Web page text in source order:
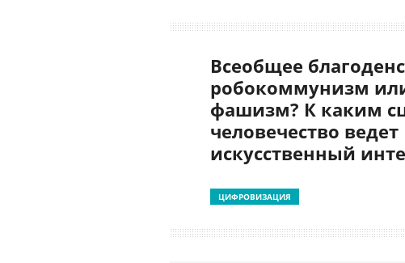
Всеобщее
робокоммунизм
фашизм? К каким
человечество ведет
искусственный
ЦИФРОВИЗАЦИЯ